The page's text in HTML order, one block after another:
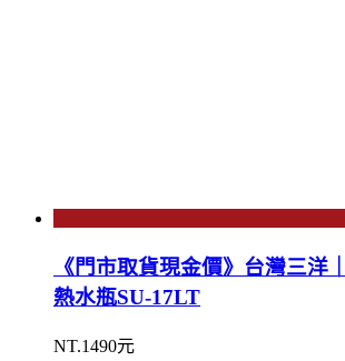
《門市取貨現金價》台灣三洋
熱水瓶SU-17LT
NT.1490元